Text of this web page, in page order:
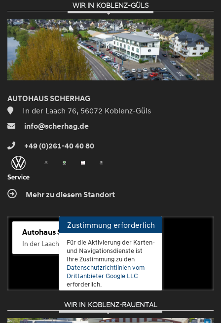
WIR IN KOBLENZ-GÜLS
AUTOHAUS SCHERHAG
In der Laach 76, 56072 Koblenz-Güls
info@scherhag.de
+49 (0)261-40 40 80
Mehr zu diesem Standort
Autohaus Scherhag
In der Laach 76, 56072 Koblenz-Güls
Zustimmung erforderlich
Für die Aktivierung der Karten-
und Navigationsdienste ist
Ihre Zustimmung zu den
Datenschutzrichtlinien vom
Drittanbieter Google LLC
erforderlich.
Zustimmen
und
WIR IN KOBLENZ-RAUENTAL